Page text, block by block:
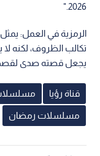
2026."
الرمزية في العمل:
تكالب الظروف، لكنه لا
يجعل قصته صدى لقصص
قناة رؤيا
مسلسلات رمضان